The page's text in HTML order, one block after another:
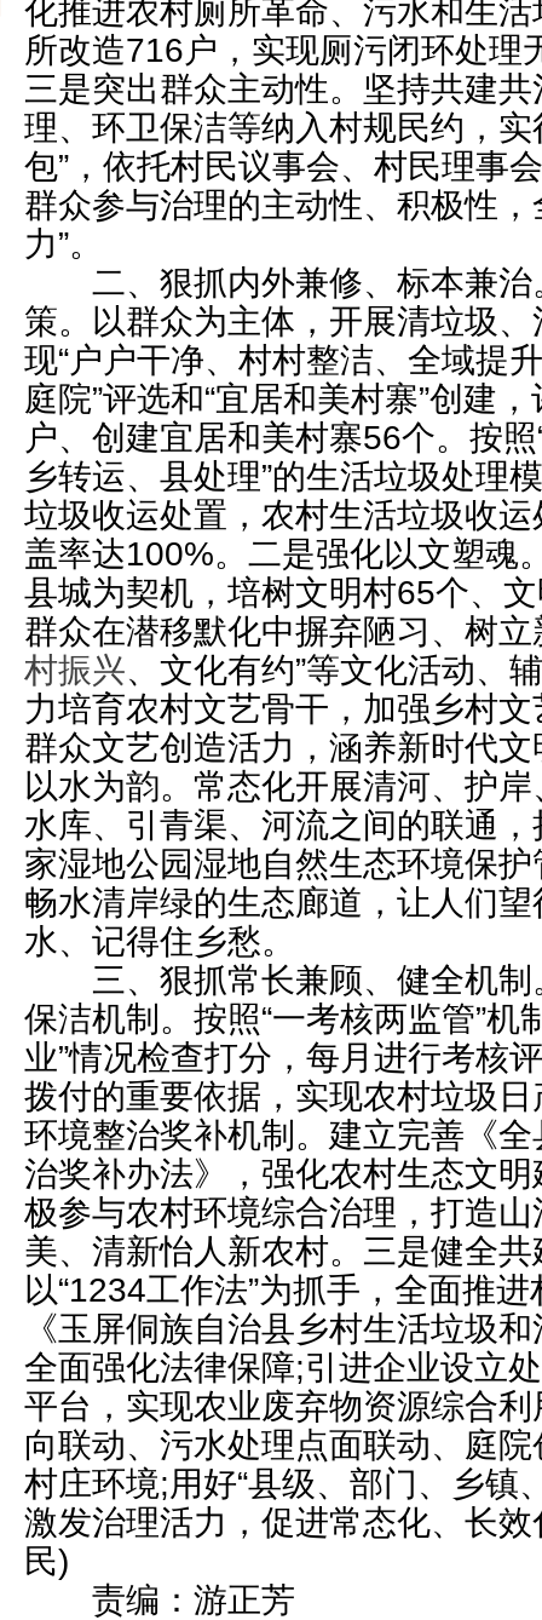
化推进农村厕所革命、污水和生
所改造716户，实现厕污闭环处理
三是突出群众主动性。坚持共建
理、环卫保洁等纳入村规民约，实
包”，依托村民议事会、村民理事
群众参与治理的主动性、积极性，
力”。
二、狠抓内外兼修、标本兼治
策。以群众为主体，开展清垃圾
现“户户干净、村村整洁、全域提
庭院”评选和“宜居和美村寨”创建
户、创建宜居和美村寨56个。按
乡转运、县处理”的生活垃圾处理
垃圾收运处置，农村生活垃圾收
盖率达100%。二是强化以文塑魂
县城为契机，培树文明村65个、
群众在潜移默化中摒弃陋习、树立
村振兴、文化有约”等文化活动、
力培育农村文艺骨干，加强乡村
群众文艺创造活力，涵养新时代
以水为韵。常态化开展清河、护
水库、引青渠、河流之间的联通
家湿地公园湿地自然生态环境保
畅水清岸绿的生态廊道，让人们
水、记得住乡愁。
三、狠抓常长兼顾、健全机制
保洁机制。按照“一考核两监管”机
业”情况检查打分，每月进行考核
拨付的重要依据，实现农村垃圾
环境整治奖补机制。建立完善《
治奖补办法》，强化农村生态文
极参与农村环境综合治理，打造
美、清新怡人新农村。三是健全
以“1234工作法”为抓手，全面推
《玉屏侗族自治县乡村生活垃圾
全面强化法律保障;引进企业设立
平台，实现农业废弃物资源综合
向联动、污水处理点面联动、庭
村庄环境;用好“县级、部门、乡镇
激发治理活力，促进常态化、长
民)
责编：游正芳